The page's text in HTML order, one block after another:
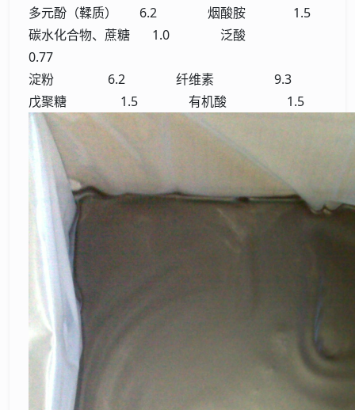
多元酚（鞣质） 6.2 烟酸胺 1.5
碳水化合物、蔗糖 1.0 泛酸
0.77
淀粉 6.2 纤维素 9.3
戊聚糖 1.5 有机酸 1.5